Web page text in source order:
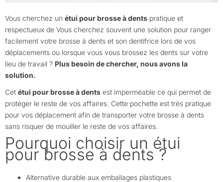
Vous cherchez un étui pour brosse à dents pratique et
respectueux de Vous cherchez souvent une solution pour ranger
facilement votre brosse à dents et son dentifrice lors de vos
déplacements ou lorsque vous vous brossez les dents sur votre
lieu de travail ? Plus besoin de chercher, nous avons la
solution.
Cet étui pour brosse à dents est imperméable ce qui permet de
protéger le reste de vos affaires. Cette pochette est très pratique
pour vos déplacement afin de transporter votre brosse à dents
sans risquer de mouiller le reste de vos affaires.
Pourquoi choisir un étui
pour brosse à dents ?
Alternative durable aux emballages plastiques